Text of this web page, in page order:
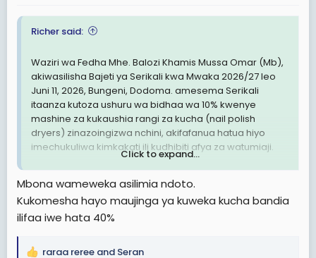
Richer said:
Waziri wa Fedha Mhe. Balozi Khamis Mussa Omar (Mb),
akiwasilisha Bajeti ya Serikali kwa Mwaka 2026/27 leo
Juni 11, 2026, Bungeni, Dodoma. amesema Serikali
itaanza kutoza ushuru wa bidhaa wa 10% kwenye
mashine za kukaushia rangi za kucha (nail polish
dryers) zinazoingizwa nchini, akifafanua hatua hiyo
imechukuliwa kimkakati ili kudhibiti afya za watumiaji.
kiafya zinazoweza kutokea kutokana na matumizi ya
vifaa hivi, ikiwemo matatizo ya ugonjwa wa saratani,"
amesema Balozi Khamis Mussa Omar.
Sambamba na hilo, serikali imeongeza ushuru wa
Click to expand...
Mbona wameweka asilimia ndoto.
Kukomesha hayo maujinga ya kuweka kucha bandia
ilifaa iwe hata 40%
raraa reree and Seran